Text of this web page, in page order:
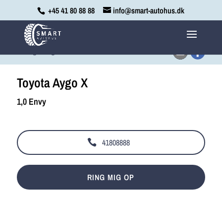
+45 41 80 88 88 info@smart-autohus.dk
Toyota Aygo X
1,0 Envy
41808888
RING MIG OP